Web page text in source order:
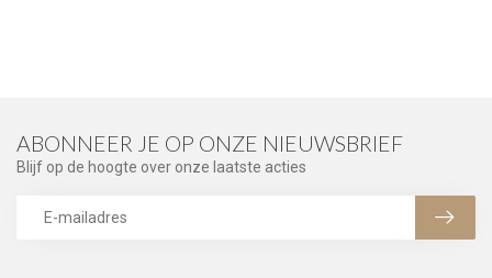
ABONNEER JE OP ONZE NIEUWSBRIEF
Blijf op de hoogte over onze laatste acties